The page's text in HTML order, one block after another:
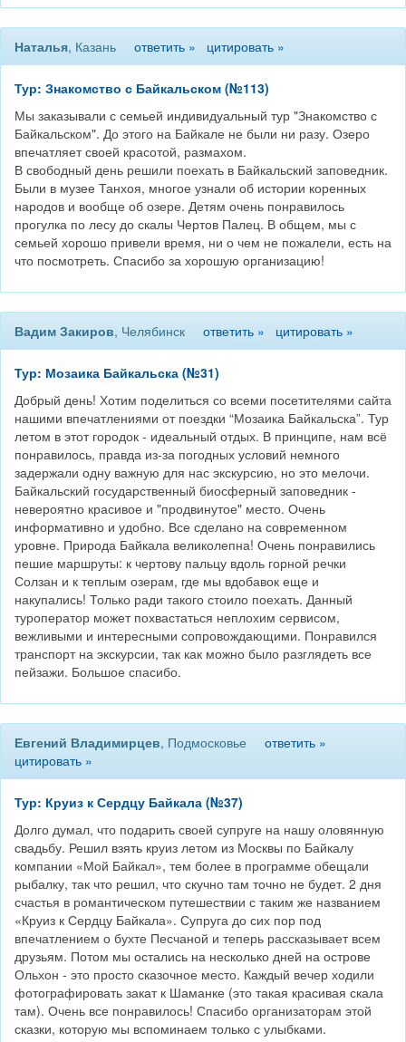
Наталья, Казань ответить » цитировать »
Тур: Знакомство с Байкальском (№113)
Мы заказывали с семьей индивидуальный тур "Знакомство с
Байкальском". До этого на Байкале не были ни разу. Озеро
впечатляет своей красотой, размахом.
В свободный день решили поехать в Байкальский заповедник.
Были в музее Танхоя, многое узнали об истории коренных
народов и вообще об озере. Детям очень понравилось
прогулка по лесу до скалы Чертов Палец. В общем, мы с
семьей хорошо привели время, ни о чем не пожалели, есть на
что посмотреть. Спасибо за хорошую организацию!
Вадим Закиров, Челябинск ответить » цитировать »
Тур: Мозаика Байкальска (№31)
Добрый день! Хотим поделиться со всеми посетителями сайта
нашими впечатлениями от поездки “Мозаика Байкальска”. Тур
летом в этот городок - идеальный отдых. В принципе, нам всё
понравилось, правда из-за погодных условий немного
задержали одну важную для нас экскурсию, но это мелочи.
Байкальский государственный биосферный заповедник -
невероятно красивое и "продвинутое" место. Очень
информативно и удобно. Все сделано на современном
уровне. Природа Байкала великолепна! Очень понравились
пешие маршруты: к чертову пальцу вдоль горной речки
Солзан и к теплым озерам, где мы вдобавок еще и
накупались! Только ради такого стоило поехать. Данный
туроператор может похвастаться неплохим сервисом,
вежливыми и интересными сопровождающими. Понравился
транспорт на экскурсии, так как можно было разглядеть все
пейзажи. Большое спасибо.
Евгений Владимирцев, Подмосковье ответить »
цитировать »
Тур: Круиз к Сердцу Байкала (№37)
Долго думал, что подарить своей супруге на нашу оловянную
свадьбу. Решил взять круиз летом из Москвы по Байкалу
компании «Мой Байкал», тем более в программе обещали
рыбалку, так что решил, что скучно там точно не будет. 2 дня
счастья в романтическом путешествии с таким же названием
«Круиз к Сердцу Байкала». Супруга до сих пор под
впечатлением о бухте Песчаной и теперь рассказывает всем
друзьям. Потом мы остались на несколько дней на острове
Ольхон - это просто сказочное место. Каждый вечер ходили
фотографировать закат к Шаманке (это такая красивая скала
там). Очень все понравилось! Спасибо организаторам этой
сказки, которую мы вспоминаем только с улыбками.